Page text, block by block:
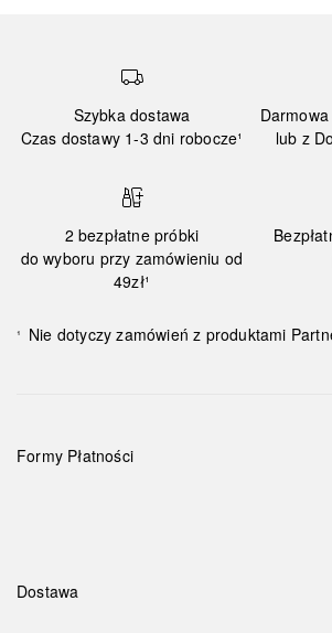
Szybka dostawa
Czas dostawy 1-3 dni robocze¹
lub z
2 bezpłatne próbki
do wyboru przy zamówieniu od
49zł¹
¹ Nie dotyczy zamówień z produktami
Formy Płatności
Dostawa